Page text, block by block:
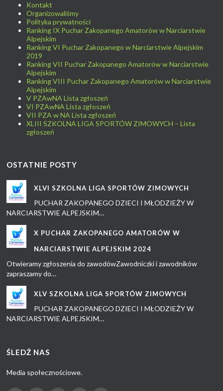
Kontakt
Organizowaliśmy
Polityka prywatności
Ranking IX Puchar Zakopanego Amatorów w Narciarstwie
Alpejskim
Ranking VI Puchar Zakopanego w Narciarstwie Alpejskim
2019
Ranking VII Puchar Zakopanego Amatorów w Narciarstwie
Alpejskim
Ranking VIII Puchar Zakopanego Amatorów w Narciarstwie
Alpejskim
V PZAwNA Lista zgłoszeń
VI PZAwNA Lista zgłoszeń
VII PZA w NA Lista zgłoszeń
XLIII SZKOLNA LIGA SPORTÓW ZIMOWYCH – Lista
zgłoszeń
OSTATNIE POSTY
XLVI SZKOLNA LIGA SPORTÓW ZIMOWYCH
PUCHAR ZAKOPANEGO DZIECI I MŁODZIEŻY W
NARCIARSTWIE ALPEJSKIM…
X PUCHAR ZAKOPANEGO AMATORÓW W
NARCIARSTWIE ALPEJSKIM 2024
Otwieramy zgłoszenia do zawodówZawodniczki i zawodników
zapraszamy do…
XLV SZKOLNA LIGA SPORTÓW ZIMOWYCH
PUCHAR ZAKOPANEGO DZIECI I MŁODZIEŻY W
NARCIARSTWIE ALPEJSKIM…
ŚLEDŹ NAS
Media społecznościowe.